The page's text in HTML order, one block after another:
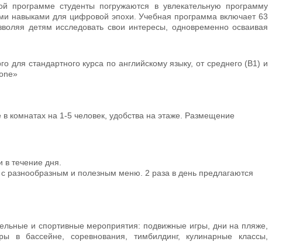
программе студенты погружаются в увлекательную программу
навыками для цифровой эпохи. Учебная программа включает 63
детям исследовать свои интересы, одновременно осваивая
для стандартного курса по английскому языку, от среднего (В1) и
комнатах на 1-5 человек, удобства на этаже. Размещение
в течение дня.
разнообразным и полезным меню. 2 раза в день предлагаются
и спортивные мероприятия: подвижные игры, дни на пляже,
в бассейне, соревнования, тимбилдинг, кулинарные классы,